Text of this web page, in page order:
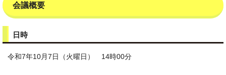
会議概要
日時
令和7年10月7日（火曜日） 14時00分